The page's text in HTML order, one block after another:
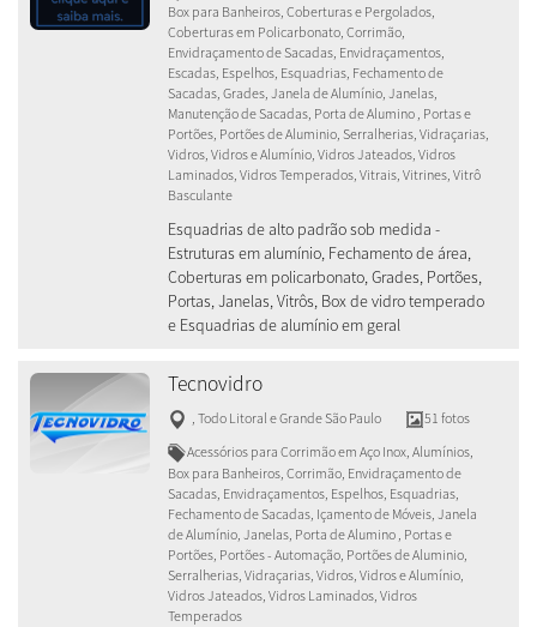
Box para Banheiros, Coberturas e Pergolados,
Coberturas em Policarbonato, Corrimão,
Envidraçamento de Sacadas, Envidraçamentos,
Escadas, Espelhos, Esquadrias, Fechamento de
Sacadas, Grades, Janela de Alumínio, Janelas,
Manutenção de Sacadas, Porta de Alumino , Portas e
Portões, Portões de Aluminio, Serralherias, Vidraçarias,
Vidros, Vidros e Alumínio, Vidros Jateados, Vidros
Laminados, Vidros Temperados, Vitrais, Vitrines, Vitrô
Basculante
Esquadrias de alto padrão sob medida -
Estruturas em alumínio, Fechamento de área,
Coberturas em policarbonato, Grades, Portões,
Portas, Janelas, Vitrôs, Box de vidro temperado
e Esquadrias de alumínio em geral
Tecnovidro
Todo Litoral e Grande São Paulo
51 fotos
Acessórios para Corrimão em Aço Inox, Alumínios,
Box para Banheiros, Corrimão, Envidraçamento de
Sacadas, Envidraçamentos, Espelhos, Esquadrias,
Fechamento de Sacadas, Içamento de Móveis, Janela
de Alumínio, Janelas, Porta de Alumino , Portas e
Portões, Portões - Automação, Portões de Aluminio,
Serralherias, Vidraçarias, Vidros, Vidros e Alumínio,
Vidros Jateados, Vidros Laminados, Vidros
Temperados